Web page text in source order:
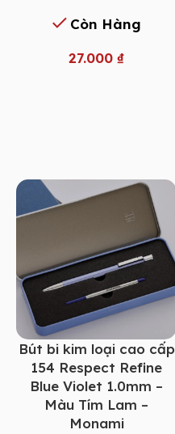
Còn Hàng
27.000 ₫
Bút bi kim loại cao cấp
154 Respect Refine
Blue Violet 1.0mm –
Màu Tím Lam –
Monami